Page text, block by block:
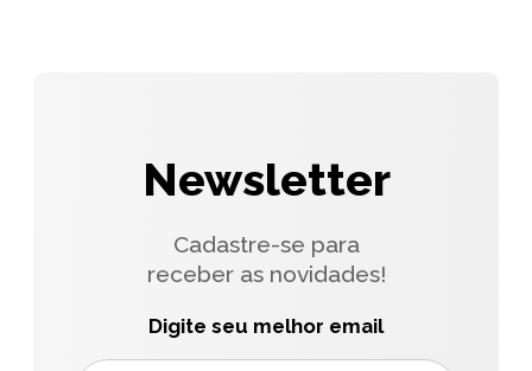
Newsletter
Cadastre-se para
receber as novidades!
Digite seu melhor email